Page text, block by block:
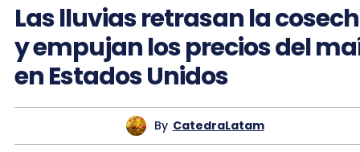
Las lluvias retrasan la
y empujan los precios del
en Estados Unidos
By CatedraLatam